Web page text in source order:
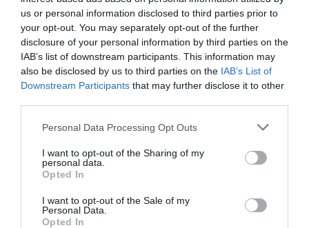
us or personal information disclosed to third parties prior to
your opt-out. You may separately opt-out of the further
disclosure of your personal information by third parties on the
IAB’s list of downstream participants. This information may
also be disclosed by us to third parties on the IAB’s List of
Downstream Participants that may further disclose it to other
Personal Data Processing Opt Outs
I want to opt-out of the Sharing of my
personal data.
Opted In
I want to opt-out of the Sale of my
Personal Data.
Opted In
ΟΡΜΟΥΖ, ΟΙ ΗΠΑ ΑΝΟΙΓΟΥΝ ΤΑ ΣΤΡΑΤΗΓΙΚΑ ΑΠΟΘΕΜΑΤΑ